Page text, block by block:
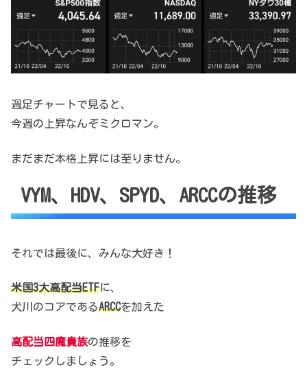
週足チャートで見ると、
今週の上昇なんぞミクロマン。
まだまだ本格上昇には至りません。
VYM、HDV、SPYD、ARCCの推移
それでは最後に、みんな大好き！
米国3大高配当ETFに、
犬川のコアであるARCCを加えた
高配当四魔貴族の推移を
チェックしましょう。